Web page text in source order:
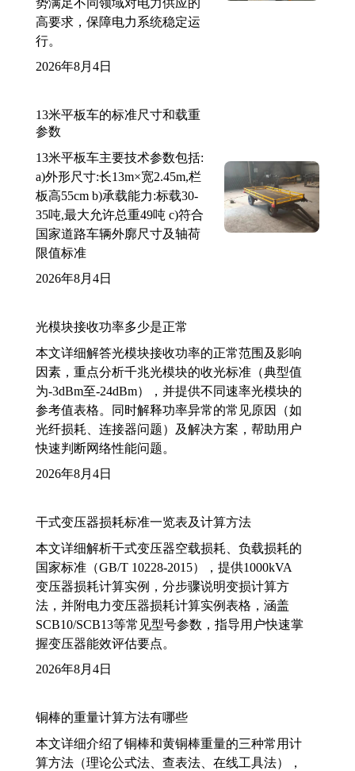
高要求，保障电力系统稳定运
行。
2026年8月4日
13米平板车的标准尺寸和载重
参数
13米平板车主要技术参数包括:
a)外形尺寸:长13m×宽2.45m,栏
板高55cm b)承载能力:标载30-
35吨,最大允许总重49吨 c)符合
国家道路车辆外廓尺寸及轴荷
限值标准
2026年8月4日
光模块接收功率多少是正常
本文详细解答光模块接收功率的正常范围及影响
因素，重点分析千兆光模块的收光标准（典型值
为-3dBm至-24dBm），并提供不同速率光模块的
参考值表格。同时解释功率异常的常见原因（如
光纤损耗、连接器问题）及解决方案，帮助用户
快速判断网络性能问题。
2026年8月4日
干式变压器损耗标准一览表及计算方法
本文详细解析干式变压器空载损耗、负载损耗的
国家标准（GB/T 10228-2015），提供1000kVA
变压器损耗计算实例，分步骤说明变损计算方
法，并附电力变压器损耗计算实例表格，涵盖
SCB10/SCB13等常见型号参数，指导用户快速掌
握变压器能效评估要点。
2026年8月4日
铜棒的重量计算方法有哪些
本文详细介绍了铜棒和黄铜棒重量的三种常用计
算方法（理论公式法、查表法、在线工具法），